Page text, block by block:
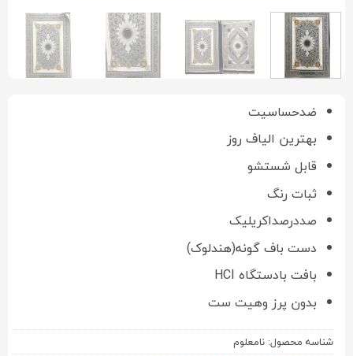
ضدحساسیت
بهترین الیاف روز
قابل شستشو
ثبات رنگ
صددرصداکریلیک
دست باف گونه(هندلوک)
بافت بادستگاه HCI
بدون پرز وهیت ست
شناسه محصول: نامعلوم